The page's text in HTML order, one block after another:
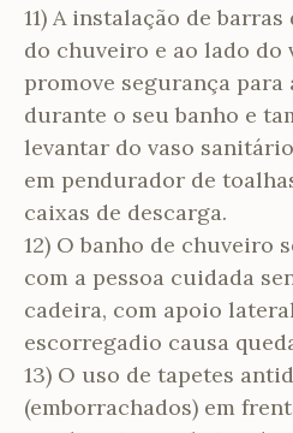
11) A instalação de
do chuveiro e ao lado do
promove segurança para
durante o seu banho e
levantar do vaso
em pendurador de
caixas de descarga.
12) O banho de chuveiro
com a pessoa cuidada
cadeira, com apoio
escorregadio causa
13) O uso de tapetes
(emborrachados) em